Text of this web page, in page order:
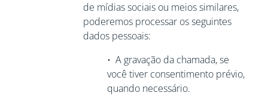
de mídias sociais ou meios similares,
poderemos processar os seguintes
dados pessoais:
• A gravação da chamada, se
você tiver consentimento prévio,
quando necessário.